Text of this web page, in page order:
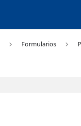
Formularios